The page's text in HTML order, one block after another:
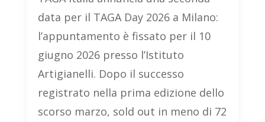
data per il TAGA Day 2026 a Milano:
l’appuntamento è fissato per il 10
giugno 2026 presso l’Istituto
Artigianelli. Dopo il successo
registrato nella prima edizione dello
scorso marzo, sold out in meno di 72